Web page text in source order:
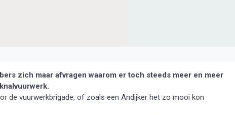
zich maar afvragen waarom er toch steeds meer en meer
de vuurwerkbrigade, of zoals een Andijker het zo mooi kon